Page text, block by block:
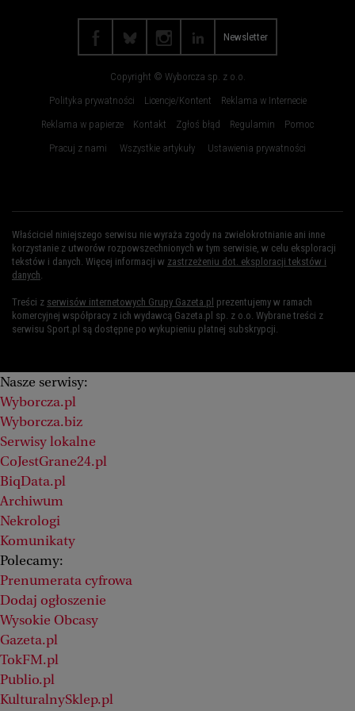
Wrocław
Zielona Góra
Newsletter
Copyright © Wyborcza sp. z o.o.
Polityka prywatności
Licencje/Kontent
Reklama w Internecie
Reklama w papierze
Kontakt Zgłoś błąd Regulamin
Pomoc
Pracuj z nami
Wszystkie artykuły Ustawienia prywatności
Właściciel niniejszego serwisu nie wyraża zgody na zwielokrotnianie ani inne
korzystanie z utworów rozpowszechnionych w tym serwisie, w celu eksploracji
tekstów i danych. Więcej informacji w zastrzeżeniu dot. eksploracji tekstów i
danych.
Treści z serwisów internetowych Grupy Gazeta.pl prezentujemy w ramach
komercyjnej współpracy z ich wydawcą Gazeta.pl sp. z o.o. Wybrane treści z
serwisu Sport.pl są dostępne po wykupieniu płatnej subskrypcji.
Nasze serwisy:
Wyborcza.pl
Wyborcza.biz
Serwisy lokalne
CoJestGrane24.pl
BiqData.pl
Archiwum
Nekrologi
Komunikaty
Polecamy:
Prenumerata cyfrowa
Dodaj ogłoszenie
Wysokie Obcasy
Gazeta.pl
TokFM.pl
Publio.pl
KulturalnySklep.pl